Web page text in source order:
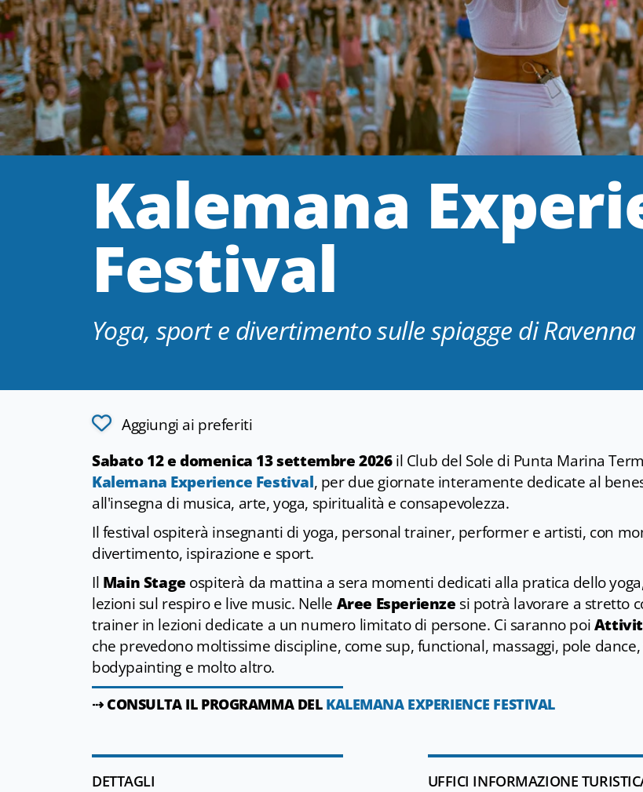
Kalemana
Festival
Yoga, sport e divertimento sulle spiagge di Ravenna
Aggiungi ai preferiti
Sabato 12 e domenica 13 settembre 2026il Club del Sole di Punta Marina
Kalemana Experience Festival, per due giornate interamente dedicate al
all'insegna di musica, arte, yoga, spiritualità e consapevolezza.
Il festival ospiterà insegnanti di yoga, personal trainer, performer e artisti, con
divertimento, ispirazione e sport.
Il Main Stage ospiterà da mattina a sera momenti dedicati alla pratica dello
lezioni sul respiro e live music. Nelle Aree Esperienze si potrà lavorare a stretto
trainer in lezioni dedicate a un numero limitato di persone. Ci saranno poi
che prevedono moltissime discipline, come sup, functional, massaggi, pole
bodypainting e molto altro.
⇢ CONSULTA IL PROGRAMMA DEL KALEMANA EXPERIENCE FESTIVAL
DETTAGLI UFFICI INFORMAZIONE